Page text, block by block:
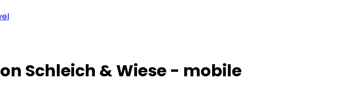
Schleich & Wiese - mobile